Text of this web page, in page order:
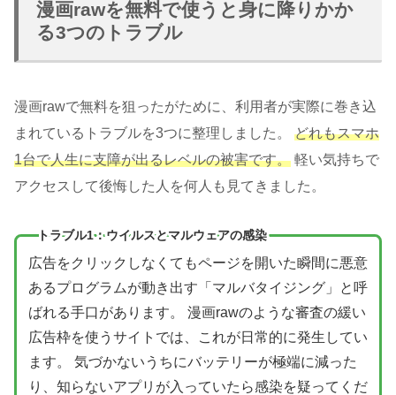
漫画rawを無料で使うと身に降りかか
る3つのトラブル
漫画rawで無料を狙ったがために、利用者が実際に巻き込
まれているトラブルを3つに整理しました。 どれもスマホ
1台で人生に支障が出るレベルの被害です。 軽い気持ちで
アクセスして後悔した人を何人も見てきました。
トラブル1：ウイルスとマルウェアの感染
広告をクリックしなくてもページを開いた瞬間に悪意
あるプログラムが動き出す「マルバタイジング」と呼
ばれる手口があります。 漫画rawのような審査の緩い
広告枠を使うサイトでは、これが日常的に発生してい
ます。 気づかないうちにバッテリーが極端に減った
り、知らないアプリが入っていたら感染を疑ってくだ